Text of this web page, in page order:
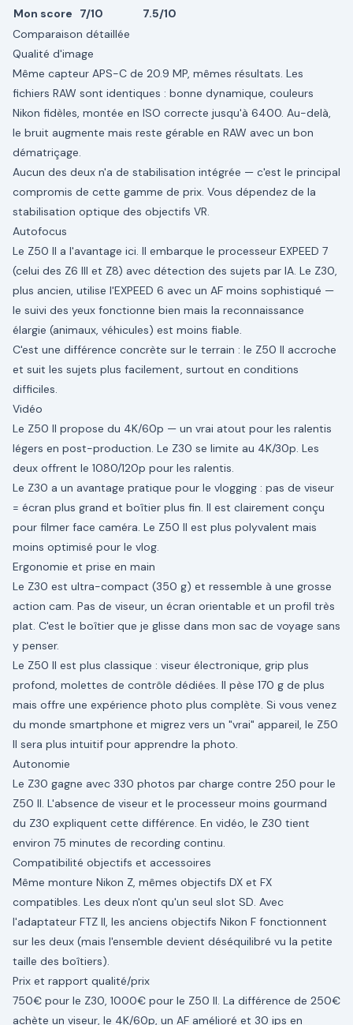
Mon score
7/10
7.5/10
Comparaison détaillée
Qualité d'image
Même capteur APS-C de 20.9 MP, mêmes résultats. Les
fichiers RAW sont identiques : bonne dynamique, couleurs
Nikon fidèles, montée en ISO correcte jusqu'à 6400. Au-delà,
le bruit augmente mais reste gérable en RAW avec un bon
dématriçage.
Aucun des deux n'a de stabilisation intégrée — c'est le principal
compromis de cette gamme de prix. Vous dépendez de la
stabilisation optique des objectifs VR.
Autofocus
Le Z50 II a l'avantage ici. Il embarque le processeur EXPEED 7
(celui des Z6 III et Z8) avec détection des sujets par IA. Le Z30,
plus ancien, utilise l'EXPEED 6 avec un AF moins sophistiqué —
le suivi des yeux fonctionne bien mais la reconnaissance
élargie (animaux, véhicules) est moins fiable.
C'est une différence concrète sur le terrain : le Z50 II accroche
et suit les sujets plus facilement, surtout en conditions
difficiles.
Vidéo
Le Z50 II propose du 4K/60p — un vrai atout pour les ralentis
légers en post-production. Le Z30 se limite au 4K/30p. Les
deux offrent le 1080/120p pour les ralentis.
Le Z30 a un avantage pratique pour le vlogging : pas de viseur
= écran plus grand et boîtier plus fin. Il est clairement conçu
pour filmer face caméra. Le Z50 II est plus polyvalent mais
moins optimisé pour le vlog.
Ergonomie et prise en main
Le Z30 est ultra-compact (350 g) et ressemble à une grosse
action cam. Pas de viseur, un écran orientable et un profil très
plat. C'est le boîtier que je glisse dans mon sac de voyage sans
y penser.
Le Z50 II est plus classique : viseur électronique, grip plus
profond, molettes de contrôle dédiées. Il pèse 170 g de plus
mais offre une expérience photo plus complète. Si vous venez
du monde smartphone et migrez vers un "vrai" appareil, le Z50
II sera plus intuitif pour apprendre la photo.
Autonomie
Le Z30 gagne avec 330 photos par charge contre 250 pour le
Z50 II. L'absence de viseur et le processeur moins gourmand
du Z30 expliquent cette différence. En vidéo, le Z30 tient
environ 75 minutes de recording continu.
Compatibilité objectifs et accessoires
Même monture Nikon Z, mêmes objectifs DX et FX
compatibles. Les deux n'ont qu'un seul slot SD. Avec
l'adaptateur FTZ II, les anciens objectifs Nikon F fonctionnent
sur les deux (mais l'ensemble devient déséquilibré vu la petite
taille des boîtiers).
Prix et rapport qualité/prix
750€ pour le Z30, 1000€ pour le Z50 II. La différence de 250€
achète un viseur, le 4K/60p, un AF amélioré et 30 ips en